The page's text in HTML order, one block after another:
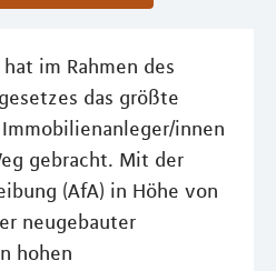
im Rahmen des
das größte
innen
gebracht. Mit der
(AfA) in Höhe von
neugebauter
hohen